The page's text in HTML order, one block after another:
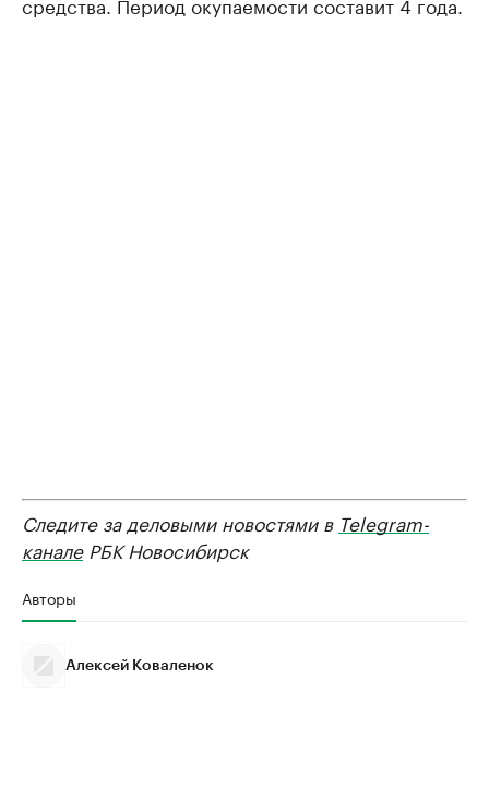
Следите за деловыми новостями в Telegram-
каналеРБК Новосибирск
Авторы
Алексей Коваленок